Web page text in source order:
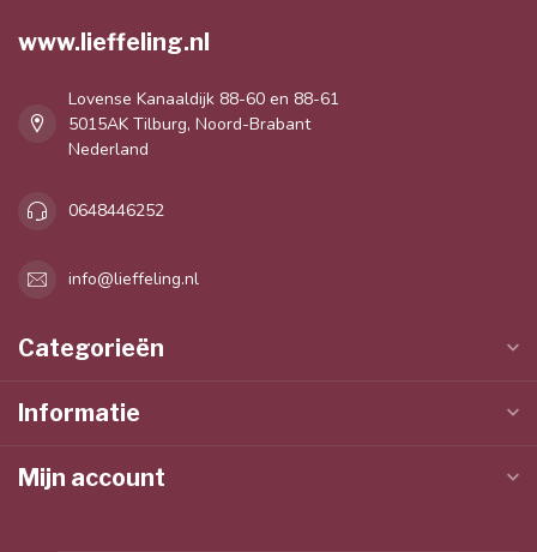
www.lieffeling.nl
Lovense Kanaaldijk 88-60 en 88-61
5015AK Tilburg, Noord-Brabant
Nederland
0648446252
info@lieffeling.nl
Categorieën
Informatie
Mijn account